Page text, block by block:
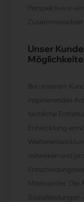
Perspektive in
Zusammenarbeit
Unser
Bei unserem
inspirierendes
fachliche
Entwicklung
mitwirken und
Miteinander. Die
Sozialleistungen